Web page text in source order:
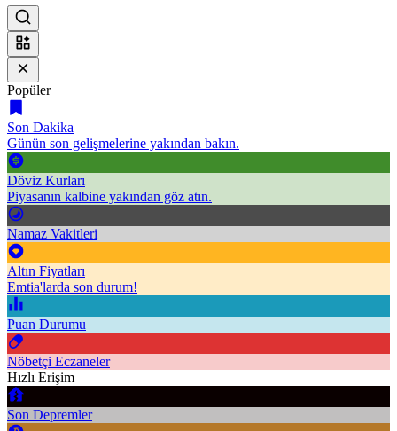
Popüler
Son Dakika
Günün son gelişmelerine yakından bakın.
Döviz Kurları
Piyasanın kalbine yakından göz atın.
Namaz Vakitleri
Altın Fiyatları
Emtia'larda son durum!
Puan Durumu
Nöbetçi Eczaneler
Hızlı Erişim
Son Depremler